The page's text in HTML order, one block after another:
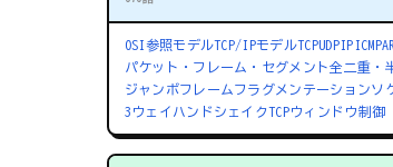
OSI参照モデルTCP/IPモデルTCPUDPIPICMP
パケット・フレーム・セグメント全二重・
ジャンボフレーム フラグメンテーションソ
3ウェイハンドシェイクTCPウィンドウ制御